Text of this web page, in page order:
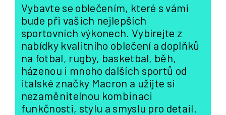
Vybavte se oblečením, které s vámi
bude při vašich nejlepších
sportovních výkonech. Vybírejte z
nabídky kvalitního oblečení a doplňků
na fotbal, rugby, basketbal, běh,
házenou i mnoho dalších sportů od
italské značky Macron a užijte si
nezaměnitelnou kombinaci
funkčnosti, stylu a smyslu pro detail.